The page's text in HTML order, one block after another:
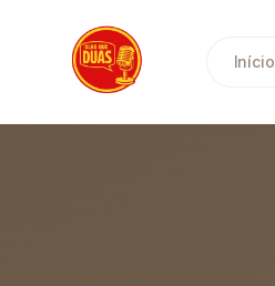
Início